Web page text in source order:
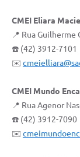
CMEI Eliara
📍 Rua
☎️ (42) 3912-7101
✉️
CMEI Mundo
📍 Rua Agenor
☎️ (42) 3912-7090
✉️